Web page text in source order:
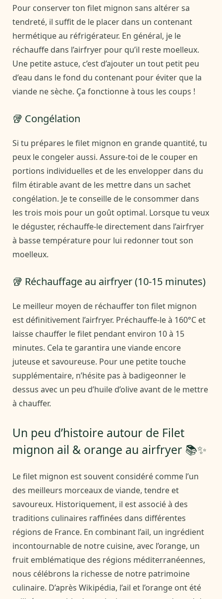
Pour conserver ton filet mignon sans altérer sa
tendreté, il suffit de le placer dans un contenant
hermétique au réfrigérateur. En général, je le
réchauffe dans l’airfryer pour qu’il reste moelleux.
Une petite astuce, c’est d’ajouter un tout petit peu
d’eau dans le fond du contenant pour éviter que la
viande ne sèche. Ça fonctionne à tous les coups !
🥡 Congélation
Si tu prépares le filet mignon en grande quantité, tu
peux le congeler aussi. Assure-toi de le couper en
portions individuelles et de les envelopper dans du
film étirable avant de les mettre dans un sachet
congélation. Je te conseille de le consommer dans
les trois mois pour un goût optimal. Lorsque tu veux
le déguster, réchauffe-le directement dans l’airfryer
à basse température pour lui redonner tout son
moelleux.
🥡 Réchauffage au airfryer (10-15 minutes)
Le meilleur moyen de réchauffer ton filet mignon
est définitivement l’airfryer. Préchauffe-le à 160°C et
laisse chauffer le filet pendant environ 10 à 15
minutes. Cela te garantira une viande encore
juteuse et savoureuse. Pour une petite touche
supplémentaire, n’hésite pas à badigeonner le
dessus avec un peu d’huile d’olive avant de le mettre
à chauffer.
Un peu d’histoire autour de Filet
mignon ail & orange au airfryer 📚✨
Le filet mignon est souvent considéré comme l’un
des meilleurs morceaux de viande, tendre et
savoureux. Historiquement, il est associé à des
traditions culinaires raffinées dans différentes
régions de France. En combinant l’ail, un ingrédient
incontournable de notre cuisine, avec l’orange, un
fruit emblématique des régions méditerranéennes,
nous célébrons la richesse de notre patrimoine
culinaire. D’après Wikipédia, l’ail et l’orange ont été